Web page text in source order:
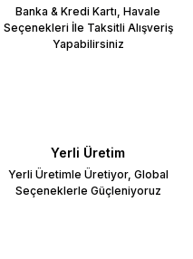
Banka & Kredi Kartı, Havale
Seçenekleri İle Taksitli Alışveriş
Yapabilirsiniz
Yerli Üretim
Yerli Üretimle Üretiyor, Global
Seçeneklerle Güçleniyoruz